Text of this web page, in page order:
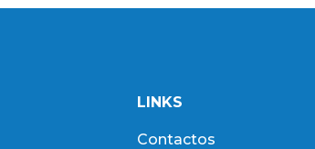
LINKS
Contactos